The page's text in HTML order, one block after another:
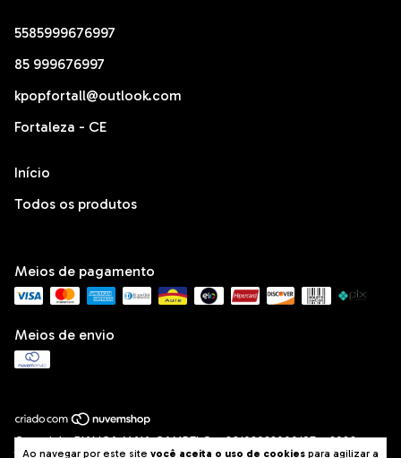
Ao navegar por este site você aceita o uso de cookies para agilizar a
5585999676997
85 999676997
kpopfortall@outlook.com
Fortaleza - CE
Início
Todos os produtos
Meios de pagamento
Meios de envio
Copyright BIANCA MAIA CAMPELO - 66103022000195 - 2026.